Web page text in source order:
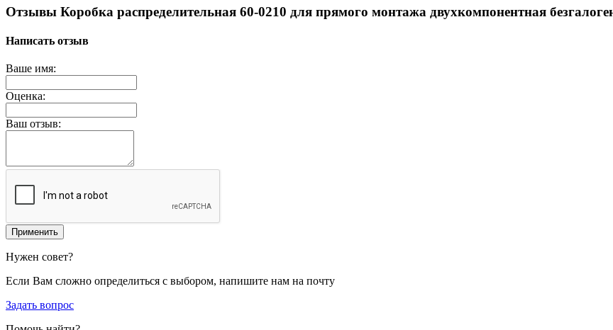
Отзывы Коробка распределительная 60-0210 для прямого монтажа двухкомпонентная
Написать отзыв
Ваше имя:
Оценка:
Ваш отзыв:
Применить
Нужен совет?
Если Вам сложно определиться с выбором, напишите нам на почту
Задать вопрос